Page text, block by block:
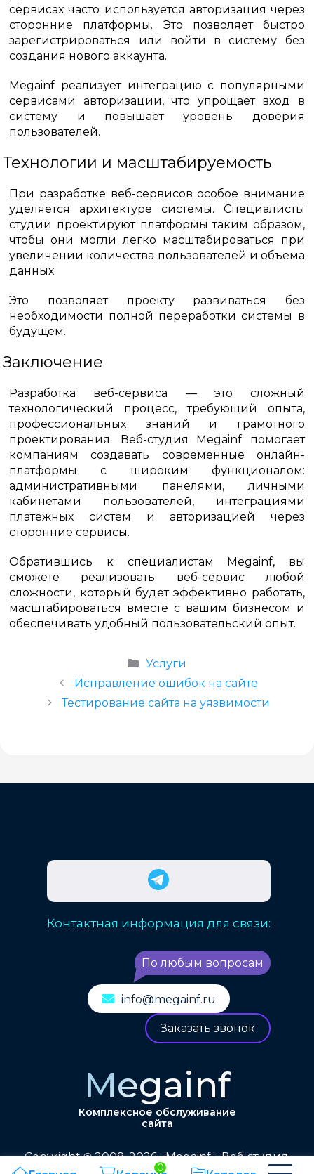
0
сервисах часто используется авторизация через
сторонние платформы. Это позволяет быстро
зарегистрироваться или войти в систему без
создания нового аккаунта.
Megainf реализует интеграцию с популярными
сервисами авторизации, что упрощает вход в
систему и повышает уровень доверия
пользователей.
Технологии и масштабируемость
При разработке веб-сервисов особое внимание
уделяется архитектуре системы. Специалисты
студии проектируют платформы таким образом,
чтобы они могли легко масштабироваться при
увеличении количества пользователей и объема
данных.
Это позволяет проекту развиваться без
необходимости полной переработки системы в
будущем.
Заключение
Разработка веб-сервиса — это сложный
технологический процесс, требующий опыта,
профессиональных знаний и грамотного
проектирования. Веб-студия Megainf помогает
компаниям создавать современные онлайн-
платформы с широким функционалом:
административными панелями, личными
кабинетами пользователей, интеграциями
платежных систем и авторизацией через
сторонние сервисы.
Обратившись к специалистам Megainf, вы
сможете реализовать веб-сервис любой
сложности, который будет эффективно работать,
масштабироваться вместе с вашим бизнесом и
обеспечивать удобный пользовательский опыт.
Рубрики
Услуги
Исправление ошибок на сайте
Тестирование сайта на уязвимости
Контактная информация для связи:
По любым вопросам
info@megainf.ru
Заказать звонок
Megainf
Комплексное обслуживание
сайта
Copyright©2008-2026 «Megainf». Веб студия.